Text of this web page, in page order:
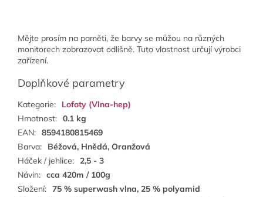
Mějte prosím na paměti, že barvy se můžou na různých
monitorech zobrazovat odlišně. Tuto vlastnost určují výrobci
zařízení.
Doplňkové parametry
Kategorie:
Lofoty (Vlna-hep)
Hmotnost: 0.1 kg
EAN: 8594180815469
Barva:
Béžová, Hnědá, Oranžová
Háček / jehlice: 2,5 - 3
Návin: cca 420m / 100g
Složení: 75 % superwash vlna, 25 % polyamid